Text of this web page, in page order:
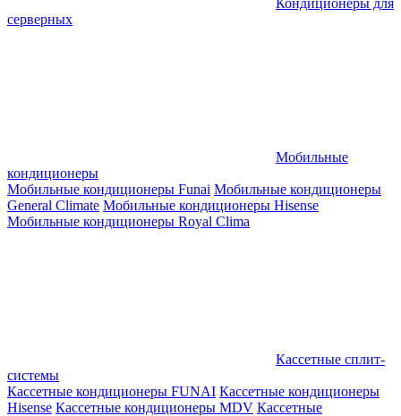
Кондиционеры для
серверных
Мобильные
кондиционеры
Мобильные кондиционеры Funai Мобильные кондиционеры
General Climate Мобильные кондиционеры Hisense
Мобильные кондиционеры Royal Clima
Кассетные сплит-
системы
Кассетные кондиционеры FUNAI Кассетные кондиционеры
Hisense Кассетные кондиционеры MDV Кассетные